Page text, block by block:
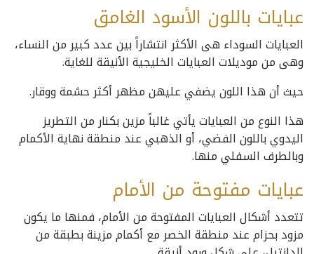
عبايات باللون الأسود الغامق
العبايات السوداء هى الأكثر انتشاراً بين عدد كبير من النساء،
وهى من موديلات العبايات الخليجية الأنيقة للغاية.
حيث أن هذا اللون يضفي عليهن مظهر أكثر حشمة ووقار.
هذا النوع من العبايات يأتي غالباً مزين بكنار من التطريز
اليدوي باللون الفضي، أو الذهبي عند منطقة نهاية الأكمام
وبالطرف السفلي منها.
عبايات مفتوحة من الأمام
تتعدد أشكال العبايات المفتوحة من الأمام، فمنها ما يكون
مزود بحزام عند منطقة الخصر مع أكمام مزينة بطبقة من